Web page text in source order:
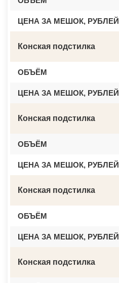
ЦЕНА ЗА МЕШОК, РУБЛЕЙ
Конская подстилка
ОБЪЁМ
ЦЕНА ЗА МЕШОК, РУБЛЕЙ
Конская подстилка
ОБЪЁМ
ЦЕНА ЗА МЕШОК, РУБЛЕЙ
Конская подстилка
ОБЪЁМ
ЦЕНА ЗА МЕШОК, РУБЛЕЙ
Конская подстилка